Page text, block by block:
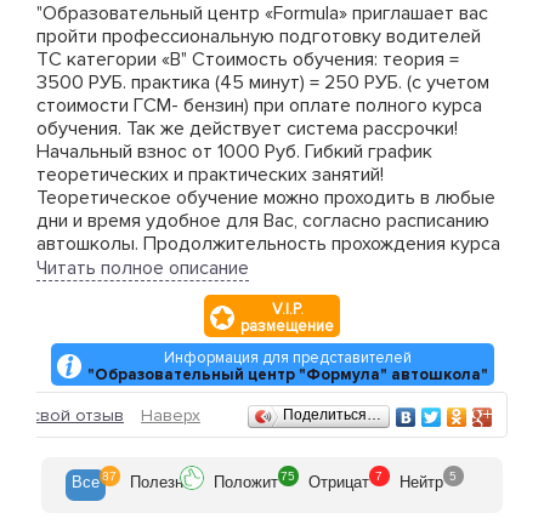
"Образовательный центр «Formula» приглашает вас
пройти профессиональную подготовку водителей
ТС категории «В" Стоимость обучения: теория =
3500 РУБ. практика (45 минут) = 250 РУБ. (с учетом
стоимости ГСМ- бензин) при оплате полного курса
обучения. Так же действует система рассрочки!
Начальный взнос от 1000 Руб. Гибкий график
теоретических и практических занятий!
Теоретическое обучение можно проходить в любые
дни и время удобное для Вас, согласно расписанию
автошколы. Продолжительность прохождения курса
от 1 месяца. Запись на теоретический курс
производится еженедельно. ВНИМАНИЕ! Постоянно
действующие СКИДКИ!!! 1. скидка 1000 рублей при
оплате полного курса единовременно + комплект
учебной литературы в подарок 2. студентам при
предъявлении студенческого билета 3. скидка -50%
на теоретический курс всем заключившим договор
на обучения в день своего рождения 4. скидка
подписании договора на обучение компанией из 4-х и
более человек скидка - 50% на теоретический курс.
Читать полное описание
V.I.P.
размещение
Информация для представителей
"Образовательный центр "Формула" автошкола"
Отзывы
свой отзыв Наверх Поделиться…
Все 87 Полезн Положит 75 Отрицат 7 Нейтр 5